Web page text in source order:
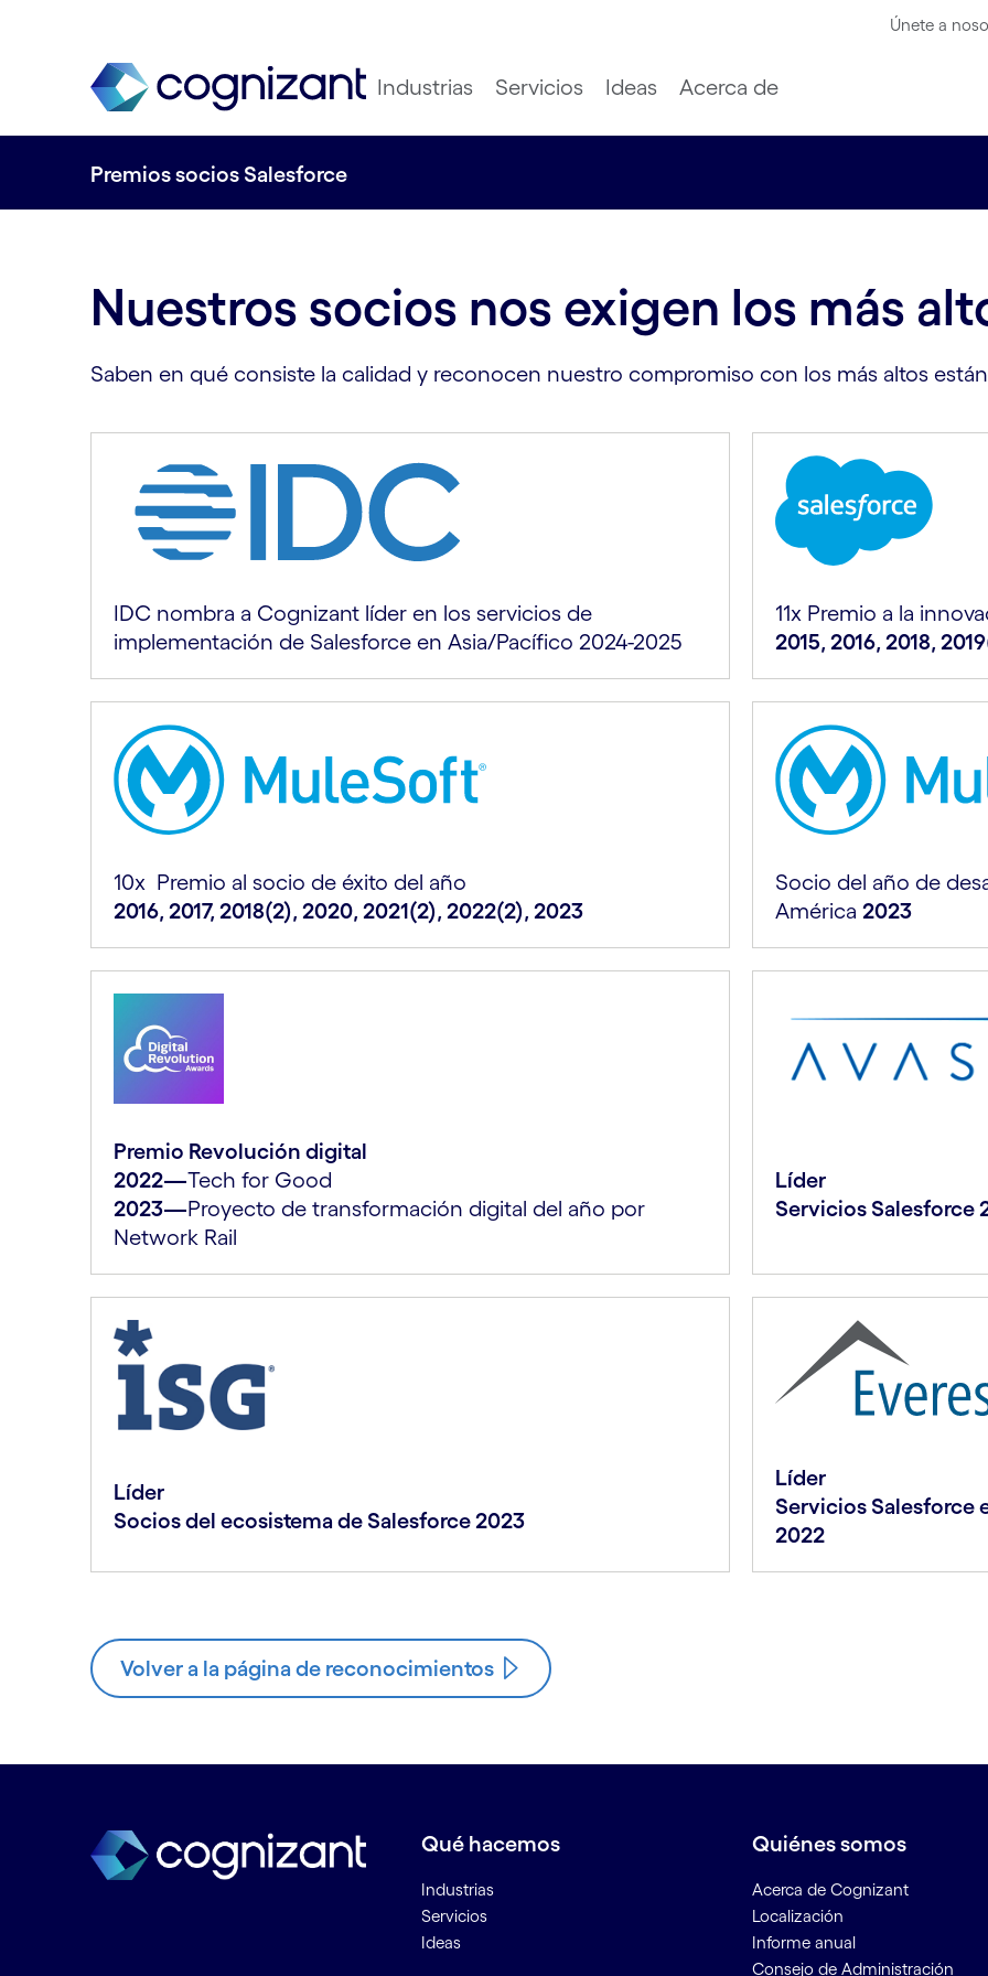
Únete a
Industrias Servicios Ideas Acerca de
Premios socios Salesforce
Nuestros socios nos exigen los más
Saben en qué consiste la calidad y reconocen nuestro compromiso con los más altos
IDC nombra a Cognizant líder en los servicios de
implementación de Salesforce en Asia/Pacífico 2024-2025
11x Premio a la
2015, 2016, 2018,
10x ​ Premio al socio de éxito del año​
2016, 2017, 2018(2), 2020, 2021(2), 2022(2), 2023
Socio del año de
América 2023
Premio Revolución digital
2022—Tech for Good
2023—Proyecto de transformación digital del año por
Network Rail
Líder
Servicios Salesforce
Líder
Socios del ecosistema de Salesforce 2023
Líder
Servicios Salesforce
2022
Volver a la página de reconocimientos
Qué hacemos
Industrias
Servicios
Ideas
Quiénes somos
Acerca de Cognizant
Localización
Informe anual
Consejo de Administración